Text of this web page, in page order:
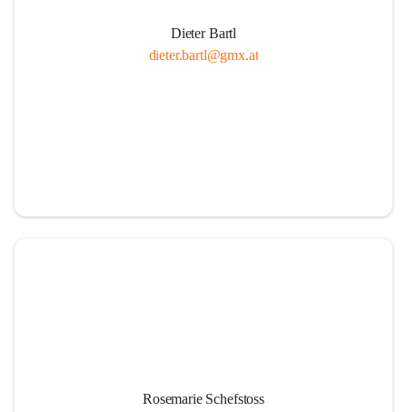
Dieter Bartl
dieter.bartl@gmx.at
Rosemarie Schefstoss